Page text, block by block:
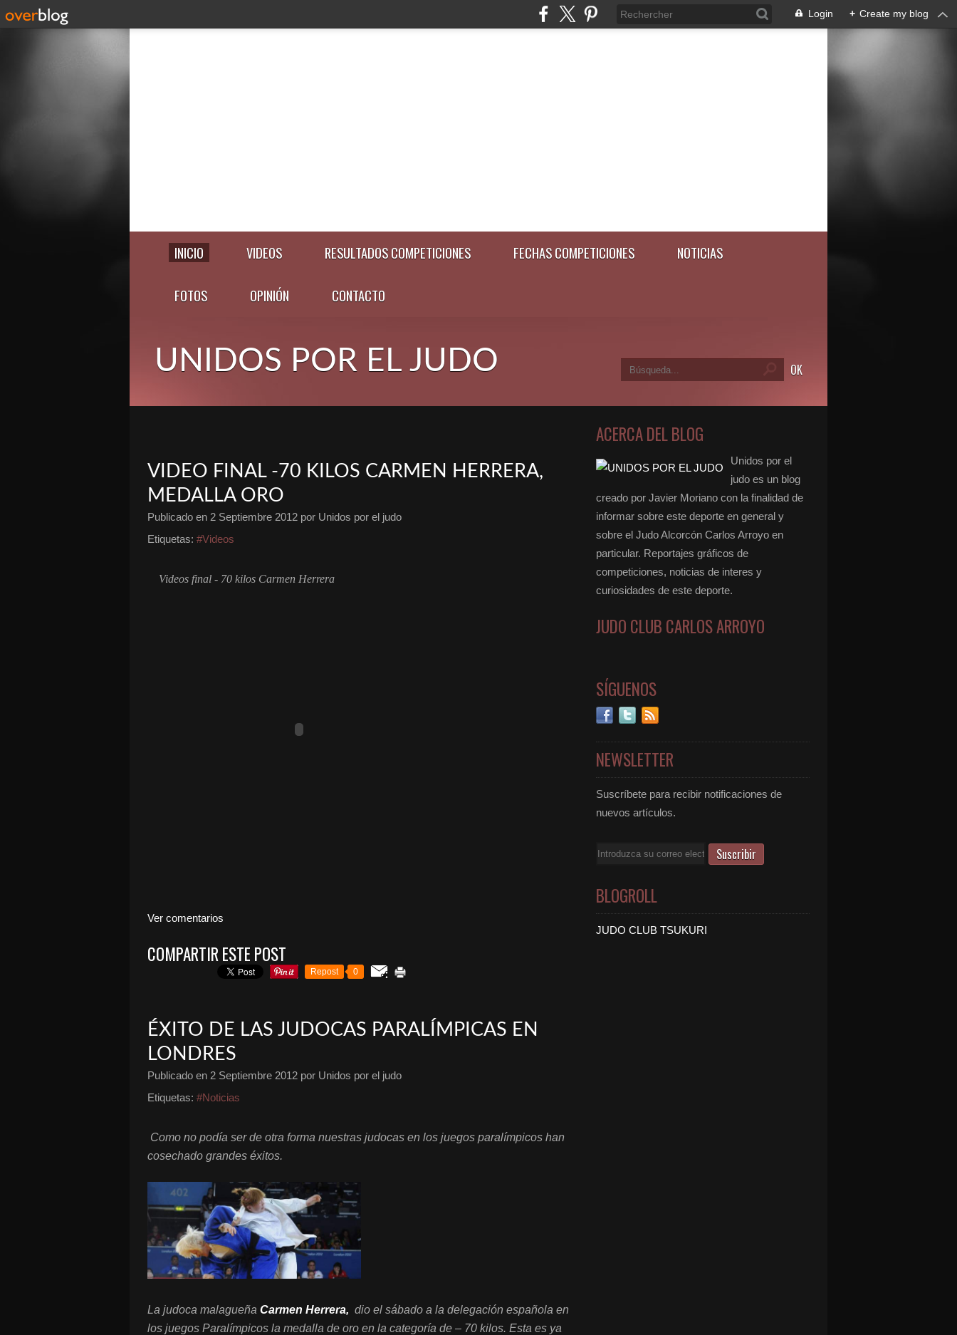
Login + Create my blog
INICIO VIDEOS RESULTADOS COMPETICIONES FECHAS COMPETICIONES NOTICIAS
FOTOS OPINIÓN CONTACTO
UNIDOS POR EL JUDO
VIDEO FINAL -70 KILOS CARMEN HERRERA,
MEDALLA ORO
Publicado en 2 Septiembre 2012 por Unidos por el judo
Etiquetas: #Videos
Videos final - 70 kilos Carmen Herrera
Ver comentarios
COMPARTIR ESTE POST
Repost 0
ÉXITO DE LAS JUDOCAS PARALÍMPICAS EN
LONDRES
Publicado en 2 Septiembre 2012 por Unidos por el judo
Etiquetas: #Noticias
Como no podía ser de otra forma nuestras judocas en los juegos paralímpicos han
cosechado grandes éxitos.
La judoca malagueña Carmen Herrera, dio el sábado a la delegación española en
los juegos Paralímpicos la medalla de oro en la categoría de – 70 kilos. Esta es ya
ACERCA DEL BLOG
Unidos por el
judo es un blog
creado por Javier Moriano con la finalidad de
informar sobre este deporte en general y
sobre el Judo Alcorcón Carlos Arroyo en
particular. Reportajes gráficos de
competiciones, noticias de interes y
curiosidades de este deporte.
JUDO CLUB CARLOS ARROYO
SÍGUENOS
NEWSLETTER
Suscríbete para recibir notificaciones de
nuevos artículos.
Email
BLOGROLL
JUDO CLUB TSUKURI